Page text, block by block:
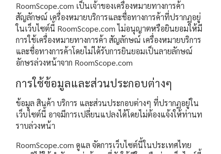
RoomScope.com เป็นเจ้าของเครื่องหมายทางการค้า
สัญลักษณ์ เครื่องหมายบริการและชื่อทางการค้าที่ปรากฏอยู่
ในเว็บไซต์นี้ RoomScope.com ไม่อนุญาตหรือยินยอมให้มี
การใช้เครื่องหมายทางการค้า สัญลักษณ์ เครื่องหมายบริการ
และชื่อทางการค้าโดยไม่ได้รับการยินยอมเป็นลายลักษณ์
อักษรล่วงหน้าจาก RoomScope.com
การใช้ข้อมูลและส่วนประกอบต่างๆ
ข้อมูล สินค้า บริการ และส่วนประกอบต่างๆ ที่ปรากฏอยู่ใน
เว็บไซต์นี้ อาจมีการเปลี่ยนแปลงได้โดยไม่ต้องแจ้งให้ท่านท
ราบล่วงหน้า
RoomScope.com ดูแล จัดการเว็บไซต์นี้ในประเทศไทย